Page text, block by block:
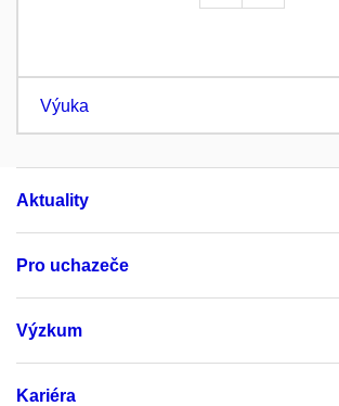
Výuka
Aktuality
Pro uchazeče
Výzkum
Kariéra